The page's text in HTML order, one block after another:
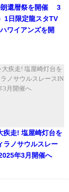
朗還暦祭を開催 3
1日限定龍スタTV
ワイアンズを開
疾走! ​塩屋崎灯台を
ラノサウルスレー
年3月開催へ